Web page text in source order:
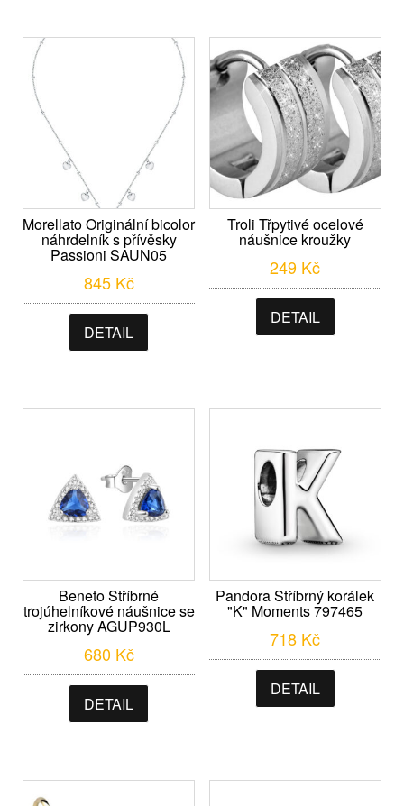
Morellato Originální bicolor
náhrdelník s přívěsky
Passioni SAUN05
845 Kč
DETAIL
Troli Třpytivé ocelové
náušnice kroužky
249 Kč
DETAIL
Beneto Stříbrné
trojúhelníkové náušnice se
zirkony AGUP930L
680 Kč
DETAIL
Pandora Stříbrný korálek
"K" Moments 797465
718 Kč
DETAIL